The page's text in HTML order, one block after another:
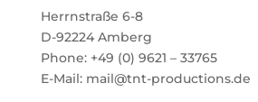
Herrnstraße 6-8
D-92224 Amberg
Phone: +49 (0) 9621 – 33765
E-Mail: mail@tnt-productions.de